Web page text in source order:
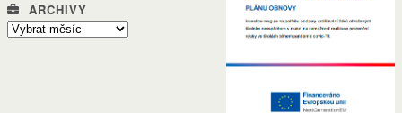
ARCHIVY
Archivy